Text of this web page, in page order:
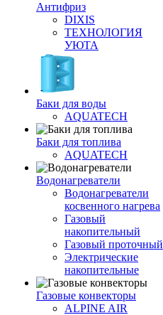
Антифриз
DIXIS
ТЕХНОЛОГИЯ
УЮТА
Баки для воды
AQUATECH
Баки для топлива
AQUATECH
Водонагреватели
Водонагреватели
косвенного нагрева
Газовый
накопительный
Газовый проточный
Электрические
накопительные
Газовые конвекторы
ALPINE AIR